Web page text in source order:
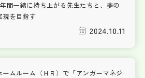
間一緒に持ち上がる先生たちと、夢の
現を目指す
2024.10.11
ームルーム（ＨＲ）で「アンガーマネジ